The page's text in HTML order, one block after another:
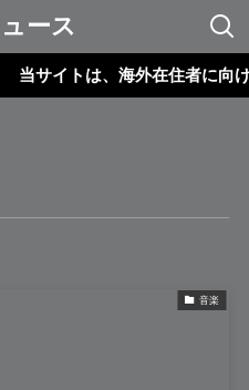
ース
当サイトは、海外在住者に向け
音楽